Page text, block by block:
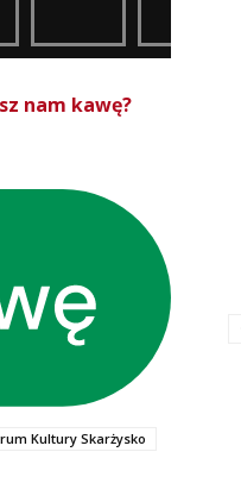
nam kawę?
Kultury Skarżysko